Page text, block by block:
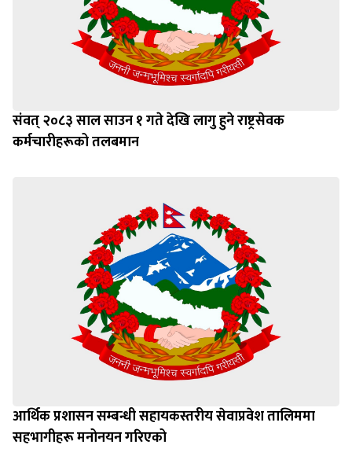
संवत् २०८३ साल साउन १ गते देखि लागु हुने राष्ट्रसेवक
कर्मचारीहरूको तलबमान
आर्थिक प्रशासन सम्बन्धी सहायकस्तरीय सेवाप्रवेश तालिममा
सहभागीहरू मनोनयन गरिएको